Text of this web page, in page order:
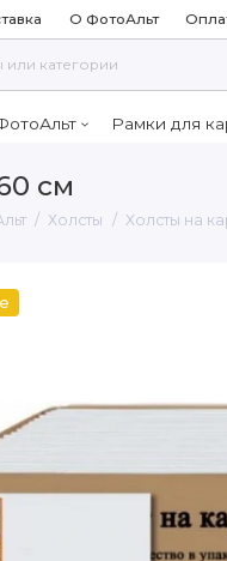
О ФотоАльт
Рамки для
см
Холсты Холсты на